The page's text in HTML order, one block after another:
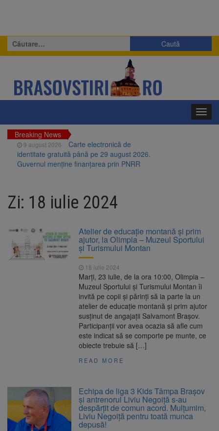
Caută
după:
Breaking News
9 august 2026
Carte electronică de
identitate gratuită până pe 29 august 2026.
Guvernul menține finanțarea prin PNRR
Brașovului vor fi restaurate. Contractul de
finanțare a fost semnat
propriul record mondial. Betty Bromage a
zburat din nou pe aripa unui avion
9 august 2026
Tristan Tate cer eliberarea lor pe cauțiune în
Se schimbă examenul de
medic specialist. Subiecte unice în toată țara,
aceeași oră și același barem
Se schimbă regulile pentru
capsulele de cafea și ambalajele de unică
folosință. Noul regulament UE se aplică din 12
Zi: 18 iulie 2024
Atelier de educație montană și prim
ajutor, la Olimpia – Muzeul Sportului
și Turismului Montan
18 iulie 2024
Marți, 23 iulie, de la ora 10:00, Olimpia –
Muzeul Sportului și Turismului Montan îi
invită pe copii și părinți să ia parte la un
atelier de educație montană și prim ajutor
susținut de angajaţii Salvamont Brașov.
Participanţii vor avea ocazia să afle cum
este indicat să se comporte pe munte, ce
obiecte trebuie să […]
READ MORE
Echipa de liga 3 Kids Tâmpa Brașov
și antrenorul Liviu Negoiță s-au
despărțit de comun acord. Mulțumim,
Liviu Negoiță pentru toată munca
depusă!